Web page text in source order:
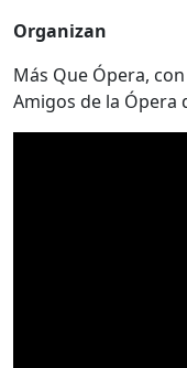
Organizan
Más Que Ópera,
Amigos de la Ópera